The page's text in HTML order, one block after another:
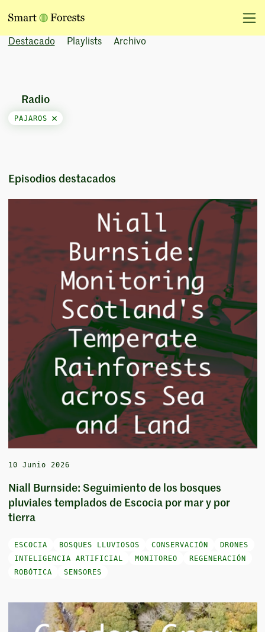
Destacado Playlists Archivo
Radio
PAJAROS
Episodios destacados
10 Junio 2026
Niall Burnside: Seguimiento de los bosques
pluviales templados de Escocia por mar y por
tierra
ESCOCIA BOSQUES LLUVIOSOS CONSERVACIÓN
DRONES
INTELIGENCIA ARTIFICIAL
MONITOREO
REGENERACIÓN
ROBÓTICA
SENSORES